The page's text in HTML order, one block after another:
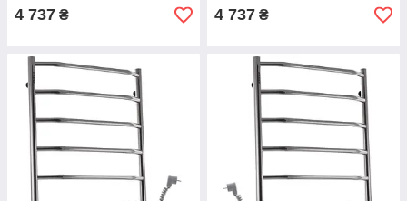
4 737 ₴ 4 737 ₴